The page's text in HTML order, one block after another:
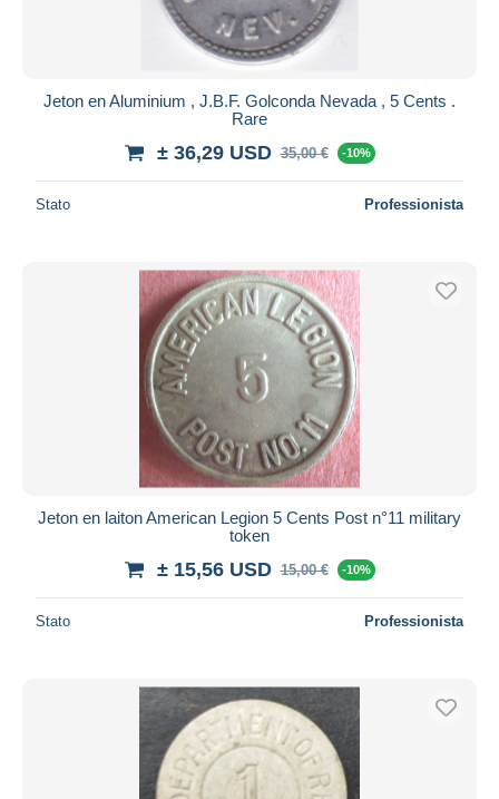
Jeton en Aluminium , J.B.F. Golconda Nevada , 5 Cents .
Rare
± 36,29 USD 35,00 € -10%
Stato Professionista
Jeton en laiton American Legion 5 Cents Post n°11 military
token
± 15,56 USD 15,00 € -10%
Stato Professionista